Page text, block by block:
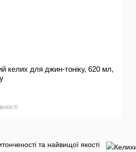
та найвищої якості
келих для джин-тоніку, 620 мл,